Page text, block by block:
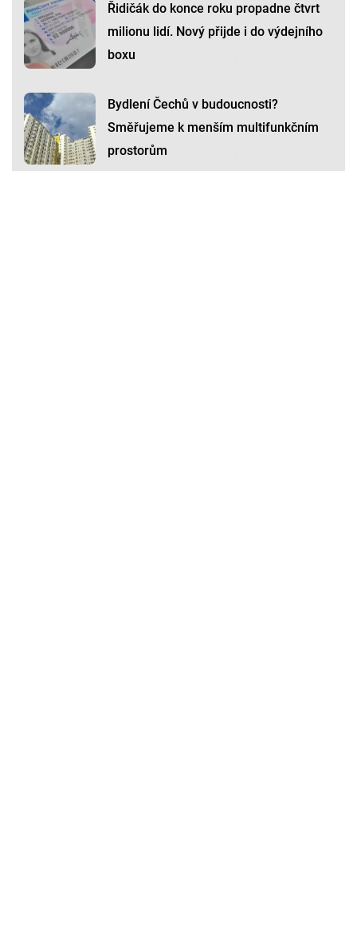
Řidičák do konce roku propadne čtvrt
milionu lidí. Nový přijde i do výdejního
boxu
Bydlení Čechů v budoucnosti?
Směřujeme k menším multifunkčním
prostorům